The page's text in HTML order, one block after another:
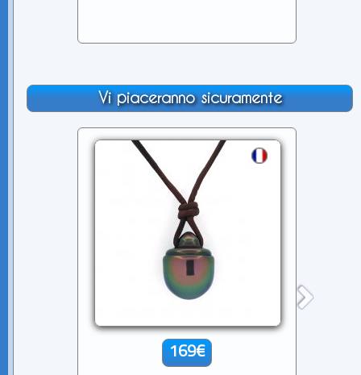
Vi piaceranno sicuramente
169€